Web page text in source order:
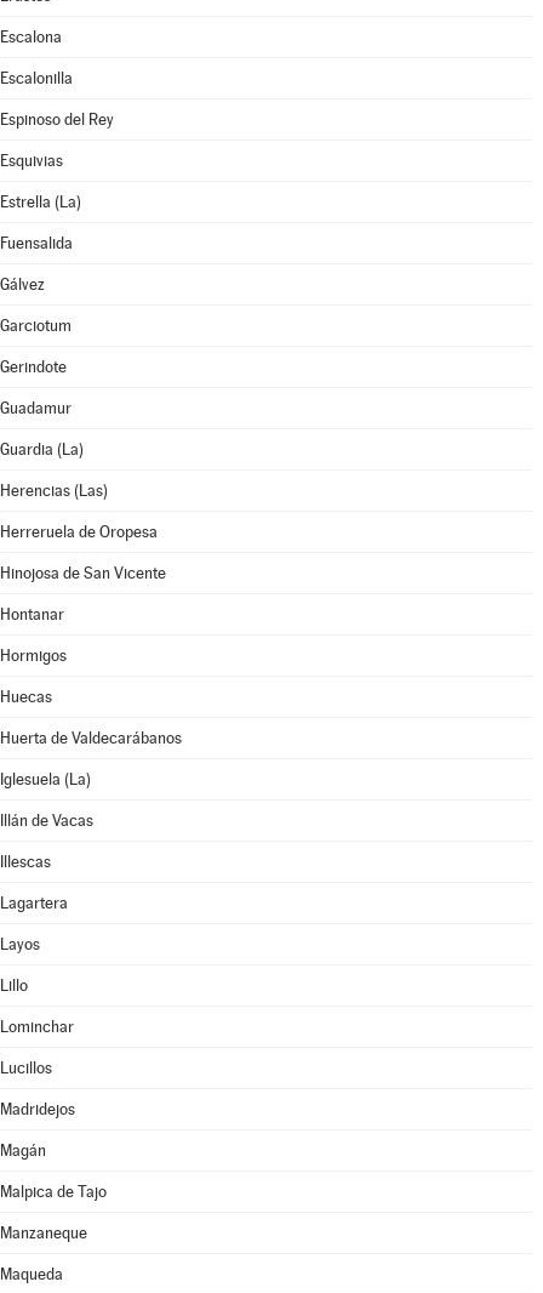
Escalona
Escalonilla
Espinoso del Rey
Esquivias
Estrella (La)
Fuensalida
Gálvez
Garciotum
Gerindote
Guadamur
Guardia (La)
Herencias (Las)
Herreruela de Oropesa
Hinojosa de San Vicente
Hontanar
Hormigos
Huecas
Huerta de Valdecarábanos
Iglesuela (La)
Illán de Vacas
Illescas
Lagartera
Layos
Lillo
Lominchar
Lucillos
Madridejos
Magán
Malpica de Tajo
Manzaneque
Maqueda